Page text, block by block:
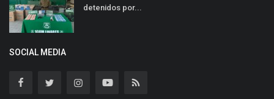
detenidos por...
SOCIAL MEDIA